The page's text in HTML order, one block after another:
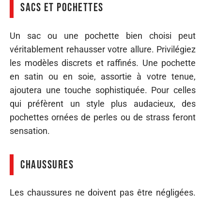
Sacs et pochettes
Un sac ou une pochette bien choisi peut
véritablement rehausser votre allure. Privilégiez
les modèles discrets et raffinés. Une pochette
en satin ou en soie, assortie à votre tenue,
ajoutera une touche sophistiquée. Pour celles
qui préfèrent un style plus audacieux, des
pochettes ornées de perles ou de strass feront
sensation.
Chaussures
Les chaussures ne doivent pas être négligées.